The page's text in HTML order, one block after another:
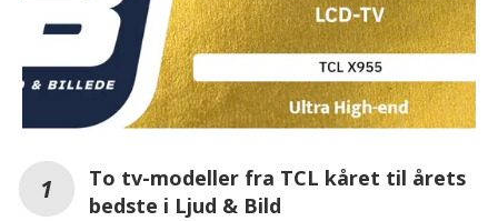
To tv-modeller fra TCL kåret til årets
bedste i Ljud & Bild